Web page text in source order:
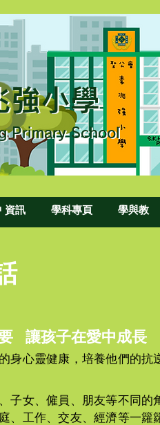
強小學
Primary School
強小學
Primary School
資訊 學科專頁 學與教
讓孩子在愛中成長
身心靈健康，培養他們的抗
子女、僱員、朋友等不同的
、工作、交友、經濟等一籮